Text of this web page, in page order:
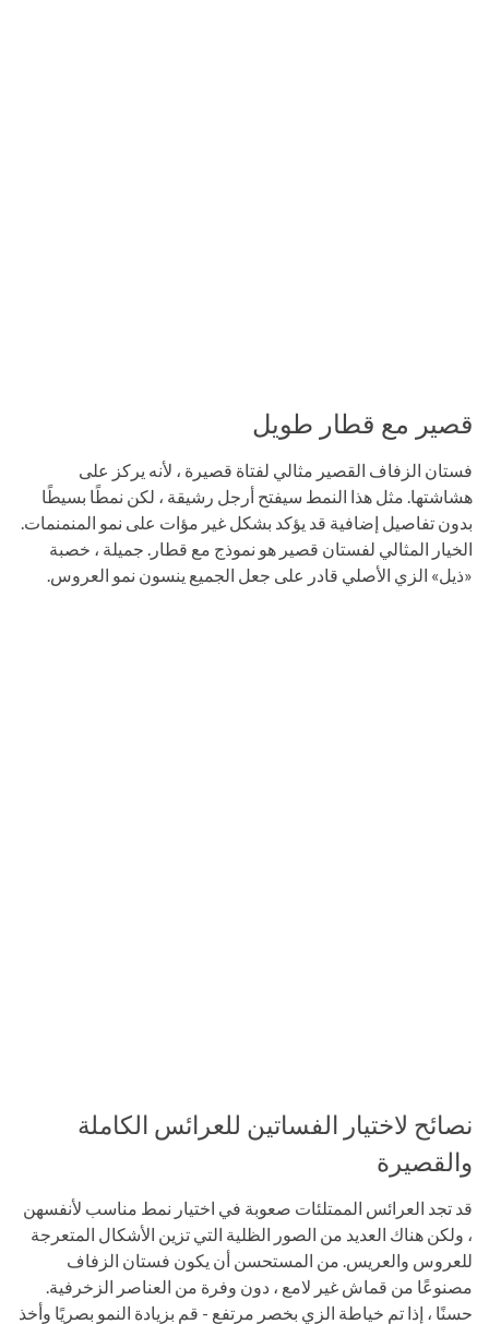
قصير مع قطار طويل
فستان الزفاف القصير مثالي لفتاة قصيرة ، لأنه يركز على
هشاشتها. مثل هذا النمط سيفتح أرجل رشيقة ، لكن نمطًا بسيطًا
بدون تفاصيل إضافية قد يؤكد بشكل غير مؤات على نمو المنمنمات.
الخيار المثالي لفستان قصير هو نموذج مع قطار. جميلة ، خصبة
«ذيل» الزي الأصلي قادر على جعل الجميع ينسون نمو العروس.
نصائح لاختيار الفساتين للعرائس الكاملة
والقصيرة
قد تجد العرائس الممتلئات صعوبة في اختيار نمط مناسب لأنفسهن
، ولكن هناك العديد من الصور الظلية التي تزين الأشكال المتعرجة
للعروس والعريس. من المستحسن أن يكون فستان الزفاف
مصنوعًا من قماش غير لامع ، دون وفرة من العناصر الزخرفية.
حسنًا ، إذا تم خياطة الزي بخصر مرتفع - قم بزيادة النمو بصريًا وأخذ